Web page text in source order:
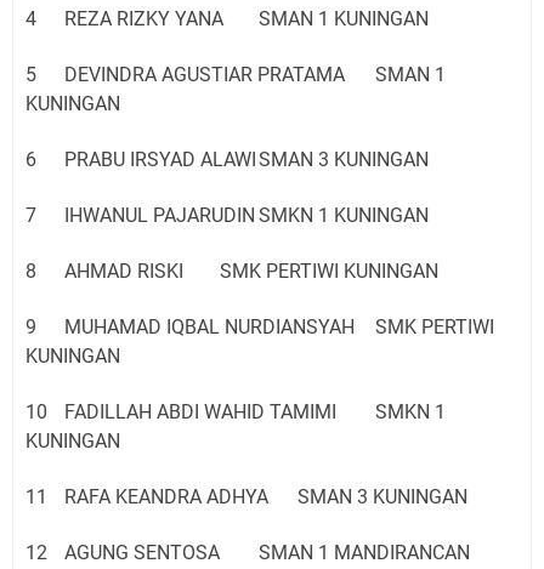
4 REZA RIZKY YANA SMAN 1 KUNINGAN
5 DEVINDRA AGUSTIAR PRATAMA
SMAN 1
KUNINGAN
6 PRABU IRSYAD ALAWISMAN 3 KUNINGAN
7 IHWANUL PAJARUDIN SMKN 1 KUNINGAN
8 AHMAD RISKI SMK PERTIWI KUNINGAN
9 MUHAMAD IQBAL NURDIANSYAH
SMK PERTIWI
KUNINGAN
10 FADILLAH ABDI WAHID TAMIMI
SMKN 1
KUNINGAN
11 RAFA KEANDRA ADHYA SMAN 3 KUNINGAN
12 AGUNG SENTOSA SMAN 1 MANDIRANCAN